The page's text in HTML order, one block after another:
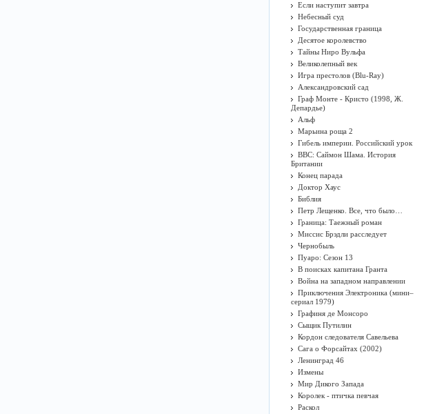
Если наступит завтра
Небесный суд
Государственная граница
Десятое королевство
Тайны Ниро Вульфа
Великолепный век
Игра престолов (Blu-Ray)
Александровский сад
Граф Монте - Кристо (1998, Ж.
Депардье)
Альф
Марьина роща 2
Гибель империи. Российский урок
BBC: Саймон Шама. История
Британии
Конец парада
Доктор Хаус
Библия
Петр Лещенко. Все, что было…
Граница: Таежный роман
Миссис Брэдли расследует
Чернобыль
Пуаро: Сезон 13
В поисках капитана Гранта
Война на западном направлении
Приключения Электроника (мини–
сериал 1979)
Графиня де Монсоро
Сыщик Путилин
Кордон следователя Савельева
Сага о Форсайтах (2002)
Ленинград 46
Измены
Мир Дикого Запада
Королек - птичка певчая
Раскол